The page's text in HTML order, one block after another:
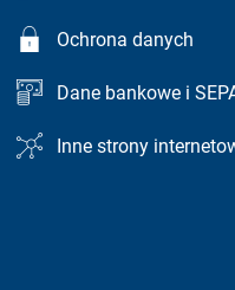
Ochrona danych
Dane bankowe i
Inne strony